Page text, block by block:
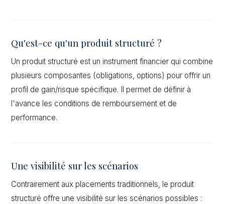
Qu'est-ce qu'un produit structuré ?
Un produit structuré est un instrument financier qui combine
plusieurs composantes (obligations, options) pour offrir un
profil de gain/risque spécifique. Il permet de définir à
l'avance les conditions de remboursement et de
performance.
Une visibilité sur les scénarios
Contrairement aux placements traditionnels, le produit
structuré offre une visibilité sur les scénarios possibles :